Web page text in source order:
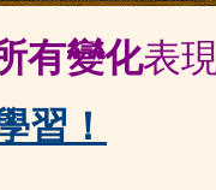
有變化表
習！